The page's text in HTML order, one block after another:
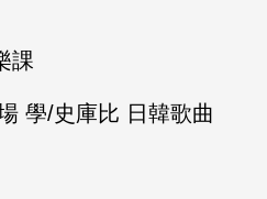
課
學/史庫比 日韓歌曲